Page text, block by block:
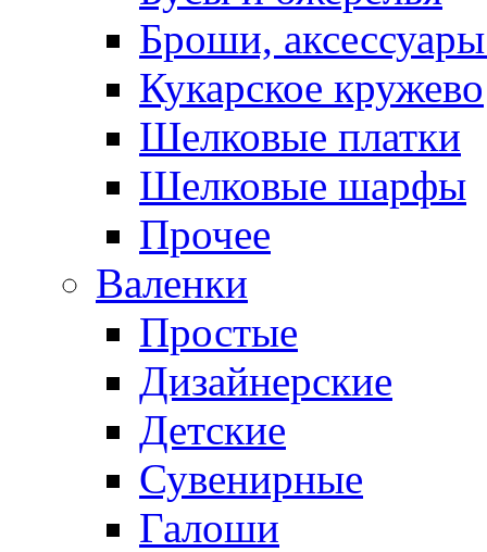
Броши,
Кукарское кружево
Шелковые платки
Шелковые шарфы
Прочее
Валенки
Простые
Дизайнерские
Детские
Сувенирные
Галоши